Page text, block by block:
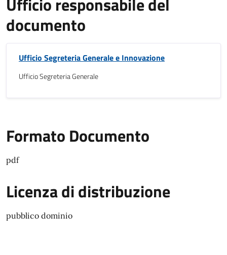
documento
Ufficio Segreteria Generale e Innovazione
Ufficio Segreteria Generale
Formato Documento
pdf
Licenza di distribuzione
pubblico dominio